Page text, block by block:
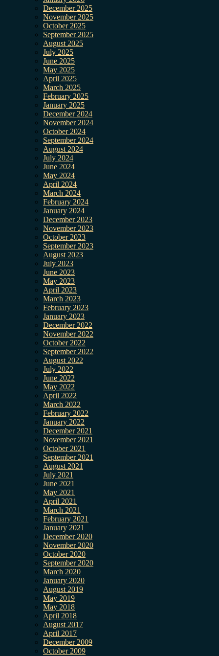
December 2025
November 2025
October 2025
September 2025
August 2025
July 2025
June 2025
May 2025
April 2025
March 2025
February 2025
January 2025
December 2024
November 2024
October 2024
September 2024
August 2024
July 2024
June 2024
May 2024
April 2024
March 2024
February 2024
January 2024
December 2023
November 2023
October 2023
September 2023
August 2023
July 2023
June 2023
May 2023
April 2023
March 2023
February 2023
January 2023
December 2022
November 2022
October 2022
September 2022
August 2022
July 2022
June 2022
May 2022
April 2022
March 2022
February 2022
January 2022
December 2021
November 2021
October 2021
September 2021
August 2021
July 2021
June 2021
May 2021
April 2021
March 2021
February 2021
January 2021
December 2020
November 2020
October 2020
September 2020
March 2020
January 2020
August 2019
May 2019
May 2018
April 2018
August 2017
April 2017
December 2009
October 2009